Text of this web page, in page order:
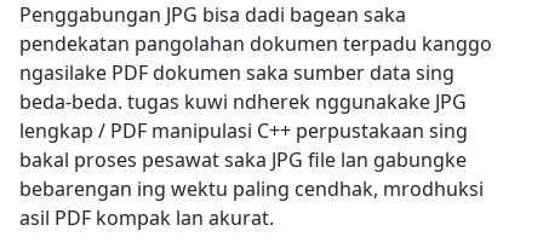
Penggabungan JPG bisa dadi bagean saka
pendekatan pangolahan dokumen terpadu kanggo
ngasilake PDF dokumen saka sumber data sing
beda-beda. tugas kuwi ndherek nggunakake JPG
lengkap / PDF manipulasi C++ perpustakaan sing
bakal proses pesawat saka JPG file lan gabungke
bebarengan ing wektu paling cendhak, mrodhuksi
asil PDF kompak lan akurat.